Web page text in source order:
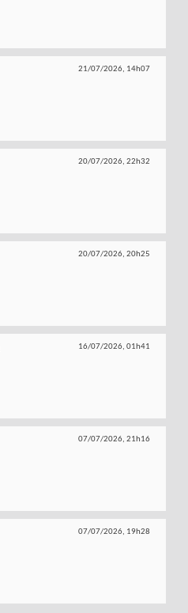
21/07/2026, 14h07
20/07/2026, 22h32
20/07/2026, 20h25
16/07/2026, 01h41
07/07/2026, 21h16
07/07/2026, 19h28